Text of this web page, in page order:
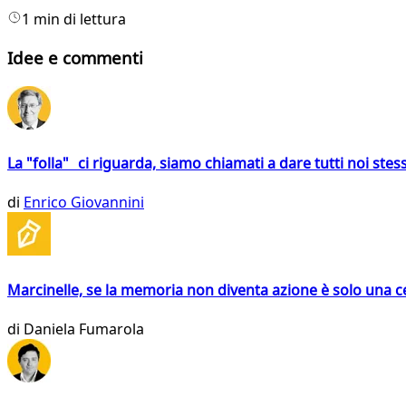
1 min di lettura
Idee e commenti
La "folla" ci riguarda, siamo chiamati a dare tutti noi
di Enrico Giovannini
Marcinelle, se la memoria non diventa azione è solo una
di Daniela Fumarola